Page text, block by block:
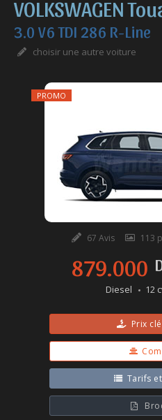
VOLKSWAGEN
3.0 V6 TDI 286 R-Line
choisir une autre voiture
PROMO
67 Avis 113
879.000
Diesel 12
Prix
Tarifs